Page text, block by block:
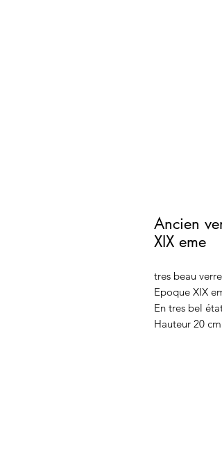
Ancien
XIX eme
tres beau
Epoque XIX
En tres bel
Hauteur 20